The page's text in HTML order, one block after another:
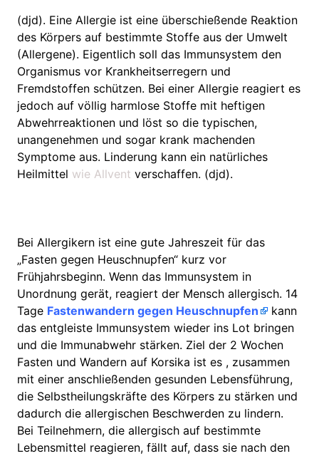
(djd). Eine Allergie ist eine überschießende Reaktion
des Körpers auf bestimmte Stoffe aus der Umwelt
(Allergene). Eigentlich soll das Immunsystem den
Organismus vor Krankheitserregern und
Fremdstoffen schützen. Bei einer Allergie reagiert es
jedoch auf völlig harmlose Stoffe mit heftigen
Abwehrreaktionen und löst so die typischen,
unangenehmen und sogar krank machenden
Symptome aus. Linderung kann ein natürliches
Heilmittel wie Allvent verschaffen. (djd).
Bei Allergikern ist eine gute Jahreszeit für das
„Fasten gegen Heuschnupfen“ kurz vor
Frühjahrsbeginn. Wenn das Immunsystem in
Unordnung gerät, reagiert der Mensch allergisch. 14
Tage Fastenwandern gegen Heuschnupfen
kann
das entgleiste Immunsystem wieder ins Lot bringen
und die Immunabwehr stärken. Ziel der 2 Wochen
Fasten und Wandern auf Korsika ist es , zusammen
mit einer anschließenden gesunden Lebensführung,
die Selbstheilungskräfte des Körpers zu stärken und
dadurch die allergischen Beschwerden zu lindern.
Bei Teilnehmern, die allergisch auf bestimmte
Lebensmittel reagieren, fällt auf, dass sie nach den